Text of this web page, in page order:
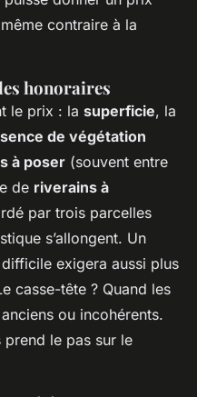
contraire à la
honoraires
le prix : la superficie, la
de végétation
à poser (souvent entre
de riverains à
par trois parcelles
s’allongent. Un
exigera aussi plus
casse-tête ? Quand les
ou incohérents.
prend le pas sur le